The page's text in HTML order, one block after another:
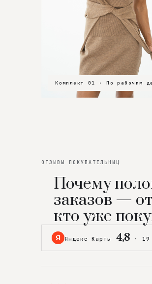
Комплект 01 · По рабочим
Комплект 02 · В зал
Комплект 03 · На особенный
ОТЗЫВЫ ПОКУПАТЕЛЬНИЦ
Почему
заказов —
кто уже
Я Яндекс Карты 4,8 · 19